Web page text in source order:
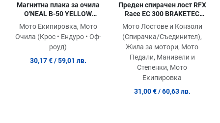
Магнитна плака за очила
O'NEAL B-50 YELLOW
FRAME RADIUM BLUE
Мото Екипировка, Мото
Очила (Крос • Ендуро • Оф-
роуд)
30,17 € / 59,01 лв.
Преден спирачен лост RFX
Race EC 300 BRAKETEC
Pump - Silver
Мото Лостове и Конзоли
(Спирачка/Съединител),
Жила за мотори, Мото
Педали, Манивели и
Степенки, Мото
Екипировка
31,00 € / 60,63 лв.